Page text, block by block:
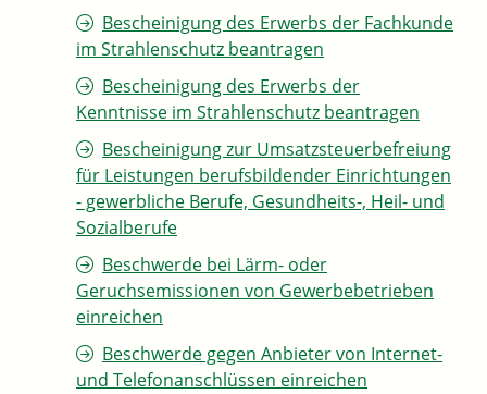
Bescheinigung des Erwerbs der Fachkunde
im Strahlenschutz beantragen
Bescheinigung des Erwerbs der
Kenntnisse im Strahlenschutz beantragen
Bescheinigung zur Umsatzsteuerbefreiung
für Leistungen berufsbildender Einrichtungen
- gewerbliche Berufe, Gesundheits-, Heil- und
Sozialberufe
Beschwerde bei Lärm- oder
Geruchsemissionen von Gewerbebetrieben
einreichen
Beschwerde gegen Anbieter von Internet-
und Telefonanschlüssen einreichen